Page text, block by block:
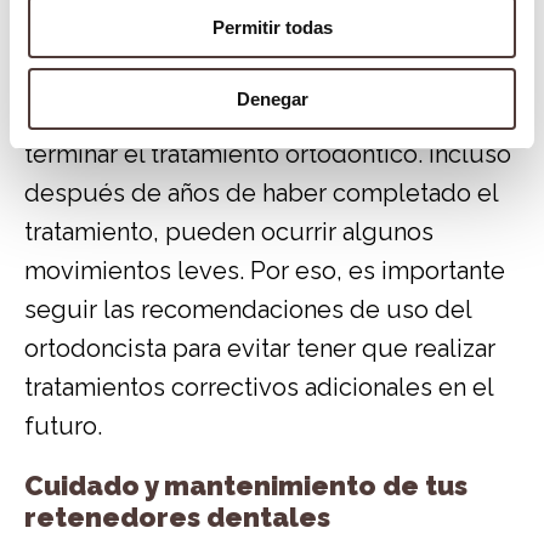
Permitir todas
Denegar
gradualmente hacia sus posiciones
originales. Esto es especialmente común
en los primeros meses después de
terminar el tratamiento ortodóntico. Incluso
después de años de haber completado el
tratamiento, pueden ocurrir algunos
movimientos leves. Por eso, es importante
seguir las recomendaciones de uso del
ortodoncista para evitar tener que realizar
tratamientos correctivos adicionales en el
futuro.
Cuidado y mantenimiento de tus
retenedores dentales